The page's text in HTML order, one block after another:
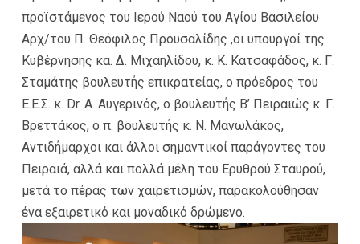
προϊστάμενος του Ιερού Ναού του Αγίου Βασιλείου
Αρχ/του Π. Θεόφιλος Προυσαλίδης ,οι υπουργοί της
Κυβέρνησης κα. Δ. Μιχαηλίδου, κ. Κ. Κατσαφάδος, κ. Γ.
Σταμάτης βουλευτής επικρατείας, ο πρόεδρος του
Ε.Ε.Σ. κ. Dr. Α. Αυγερινός, ο βουλευτής Β’ Πειραιώς κ. Γ.
Βρεττάκος, ο π. βουλευτής κ. Ν. Μανωλάκος,
Αντιδήμαρχοι και άλλοι σημαντικοί παράγοντες του
Πειραιά, αλλά και πολλά μέλη του Ερυθρού Σταυρού,
μετά το πέρας των χαιρετισμών, παρακολούθησαν
ένα εξαιρετικό και μοναδικό δρώμενο.